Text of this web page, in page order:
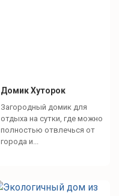
Домик Хуторок
Загородный домик для
отдыха на сутки, где можно
полностью отвлечься от
города и...